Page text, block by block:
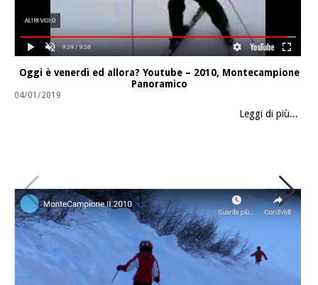
Oggi è venerdì ed allora? Youtube – 2010, Montecampione
Panoramico
04/01/2019
Leggi di più...